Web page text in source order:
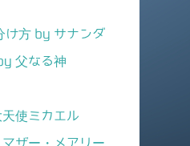
け方 by サナンダ
父なる神
使ミカエル
ザー・メアリー